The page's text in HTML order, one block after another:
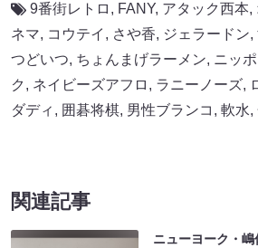
9番街レトロ , FANY, アタック西本,
ネマ, コウテイ , さや香, ジェラードン,
つどいつ, ちょんまげラーメン, ニッ
ク , ネイビーズアフロ , ラニーノーズ,
ダディ , 囲碁将棋, 男性ブランコ , 軟水,
関連記事
ニューヨーク・